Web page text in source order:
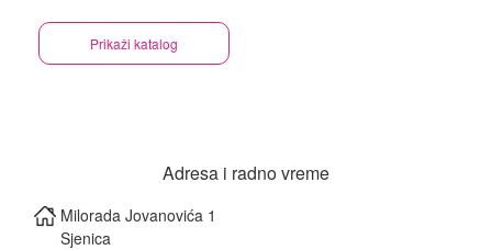
Prikaži katalog
Adresa i radno vreme
Milorada Jovanovića 1
Sjenica